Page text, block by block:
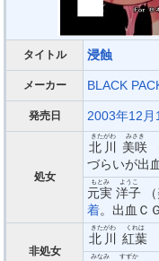
タイトル 浸蝕
メーカー BLACK
発売日 2003年12月
処女
北川
きたがわ
美咲
みさき
づらいが出
元実
もとみ
洋子
ようこ
着。出血Ｃ
非処女
北川
きたがわ
紅葉
くれは
みなみ すずか